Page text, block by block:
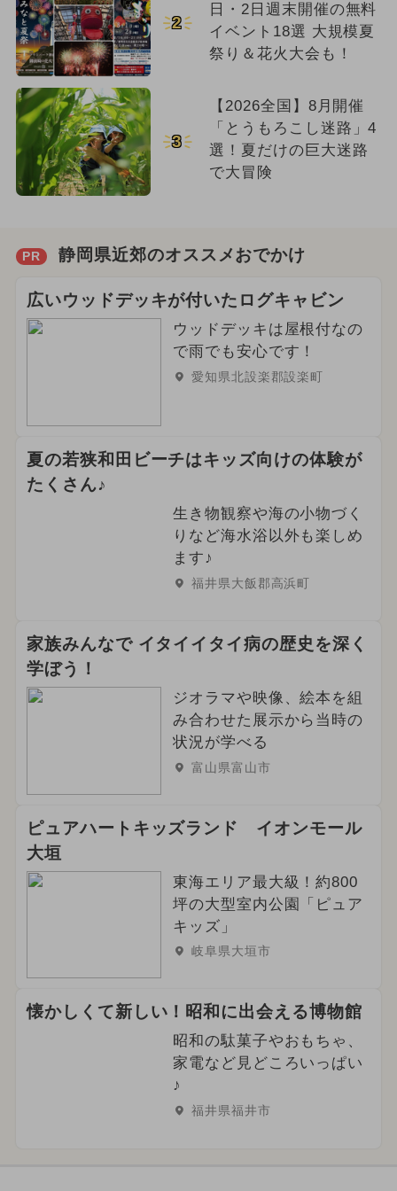
2
日・2日週末開催の無料
イベント18選 大規模夏
祭り＆花火大会も！
3
【2026全国】8月開催
「とうもろこし迷路」4
選！夏だけの巨大迷路
で大冒険
PR 静岡県近郊のオススメおでかけ
広いウッドデッキが付いたログキャビン
ウッドデッキは屋根付なの
で雨でも安心です！
愛知県北設楽郡設楽町
夏の若狭和田ビーチはキッズ向けの体験が
たくさん♪
生き物観察や海の小物づく
りなど海水浴以外も楽しめ
ます♪
福井県大飯郡高浜町
家族みんなで イタイイタイ病の歴史を深く
学ぼう！
ジオラマや映像、絵本を組
み合わせた展示から当時の
状況が学べる
富山県富山市
ピュアハートキッズランド イオンモール
大垣
東海エリア最大級！約800
坪の大型室内公園「ピュア
キッズ」
岐阜県大垣市
懐かしくて新しい！昭和に出会える博物館
昭和の駄菓子やおもちゃ、
家電など見どころいっぱい
♪
福井県福井市